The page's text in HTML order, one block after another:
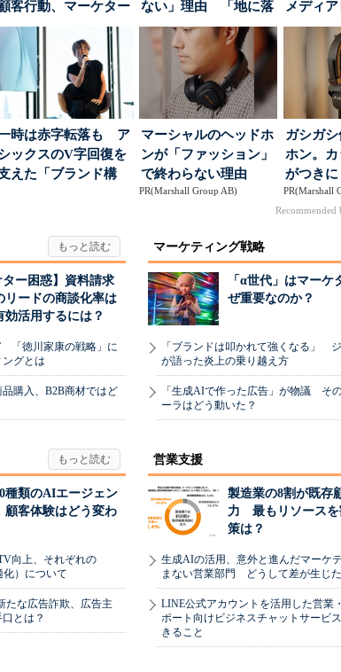
客行動、マーケター
残された打ち...
ない」理由 「地に落
ちた顧客満足度」を
メディ
された“
時は赤字転落も ア
ックスのV字回復を
えた「ブランド構
マーシャルのヘッドホ
ンが「ファッション」
で終わらない理由
PR(Marshall Group AB)
ガシガ
ホン。
がつきに
PR(Marshall
Recommended
ター困惑】資料請求
リードの商談化率は
活用するには？
「徳川家康の戦略」に
グとは
購入、B2B商材ではど
マーケティング戦略
「α世代」はマーケ
ぜ重要なのか？
「ブランドは叩かれて強くなる」
が語った炎上の乗り越え方
「生成AIで作った広告」が物議 そ
ーラはどう動いた？
種類のAIエージェン
客体験はどう変わ
向上、それぞれの
化）について
たな広告詐欺、広告主
とは？
営業支援
製造業の8割が既存
力 最もリソースを
策は？
生成AIの活用、意外と進んだマーケ
まない営業部門 どうして差が生じた
LINE公式アカウントを活用した営業
ポート向けビジネスチャットサービ
きること